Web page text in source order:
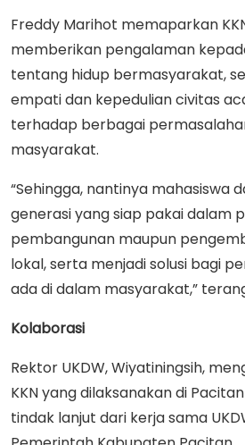
Freddy Marihot memaparkan
memberikan pengalaman
tentang hidup bermasyarakat,
empati dan kepedulian civitas
terhadap berbagai
masyarakat.
“Sehingga, nantinya mahasiswa
generasi yang siap pakai dalam
pembangunan maupun
lokal, serta menjadi solusi bagi
ada di dalam masyarakat,”
Kolaborasi
Rektor UKDW, Wiyatiningsih,
KKN yang dilaksanakan di
tindak lanjut dari kerja sama